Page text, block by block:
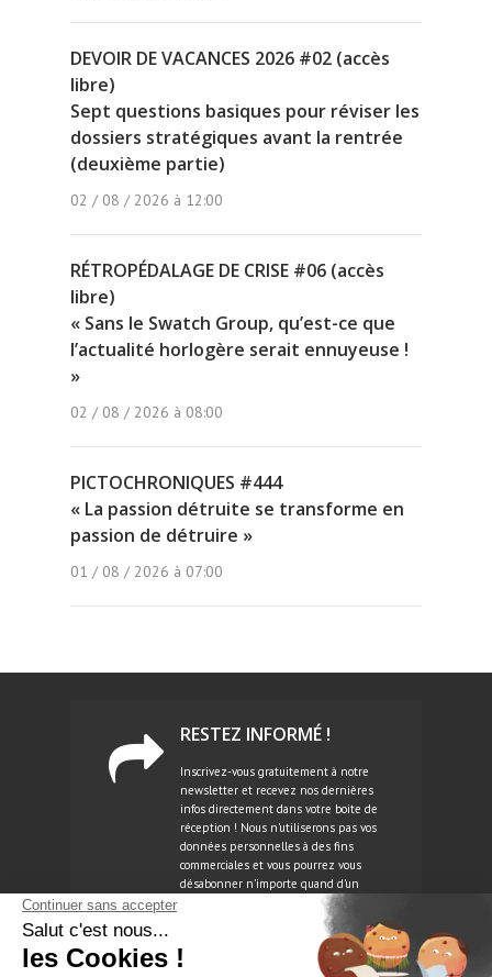
DEVOIR DE VACANCES 2026 #02 (accès
libre)
Sept questions basiques pour réviser les
dossiers stratégiques avant la rentrée
(deuxième partie)
02 / 08 / 2026 à 12:00
RÉTROPÉDALAGE DE CRISE #06 (accès
libre)
« Sans le Swatch Group, qu’est-ce que
l’actualité horlogère serait ennuyeuse !
»
02 / 08 / 2026 à 08:00
PICTOCHRONIQUES #444
« La passion détruite se transforme en
passion de détruire »
01 / 08 / 2026 à 07:00
RESTEZ INFORMÉ !
Inscrivez-vous gratuitement à notre
newsletter et recevez nos dernières
infos directement dans votre boite de
réception ! Nous n'utiliserons pas vos
données personnelles à des fins
commerciales et vous pourrez vous
désabonner n'importe quand d'un
NEWSLETTER